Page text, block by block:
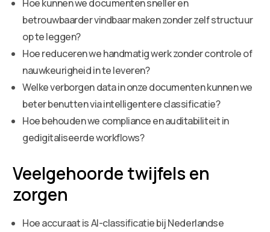
Hoe kunnen we documenten sneller en
betrouwbaarder vindbaar maken zonder zelf structuur
op te leggen?
Hoe reduceren we handmatig werk zonder controle of
nauwkeurigheid in te leveren?
Welke verborgen data in onze documenten kunnen we
beter benutten via intelligentere classificatie?
Hoe behouden we compliance en auditabiliteit in
gedigitaliseerde workflows?
Veelgehoorde twijfels en
zorgen
Hoe accuraat is AI-classificatie bij Nederlandse